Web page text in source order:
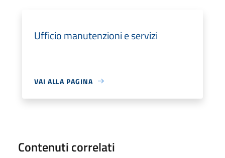
Ufficio manutenzioni e servizi
VAI ALLA PAGINA
Contenuti correlati